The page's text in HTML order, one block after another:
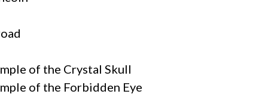
of the Crystal Skull
of the Forbidden Eye